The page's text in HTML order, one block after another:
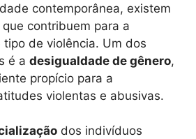
contemporânea, existem
contribuem para a
tipo de violência. Um dos
é a desigualdade de gênero,
propício para a
violentas e abusivas.
dos indivíduos